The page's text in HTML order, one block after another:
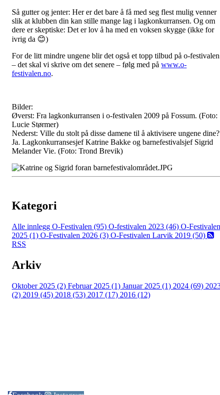
Så gutter og jenter: Her er det bare å få med seg flest mulig venner
slik at klubben din kan stille mange lag i lagkonkurransen. Og om
dere er skeptiske: Det er lov å ha med en voksen skygge (ikke for
ivrig da 😊)
For de litt mindre ungene blir det også et topp tilbud på o-festivalen
– det skal vi skrive om det senere – følg med på www.o-
festivalen.no.
Bilder:
Øverst: Fra lagkonkurransen i o-festivalen 2009 på Fossum. (Foto:
Lucie Størmer)
Nederst: Ville du stolt på disse damene til å aktivisere ungene dine?
Ja. Lagkonkurransesjef Katrine Bakke og barnefestivalsjef Sigrid
Melander Vie. (Foto: Trond Brevik)
Kategori
Alle innlegg O-Festivalen (95) O-festivalen 2023 (46) O-Festivalen
2025 (1) O-Festivalen 2026 (3) O-Festivalen Larvik 2019 (50)
RSS
Arkiv
Oktober 2025 (2) Februar 2025 (1) Januar 2025 (1) 2024 (69)
(2) 2019 (45) 2018 (53) 2017 (17) 2016 (12)